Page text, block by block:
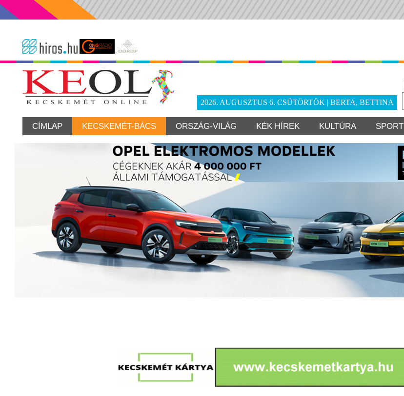
2026. AUGUSZTUS 6. CSÜTÖRTÖK | BERTA, BETTINA
CÍMLAP KECSKEMÉT-BÁCS ORSZÁG-VILÁG KÉK HÍREK KULTÚRA SPORT